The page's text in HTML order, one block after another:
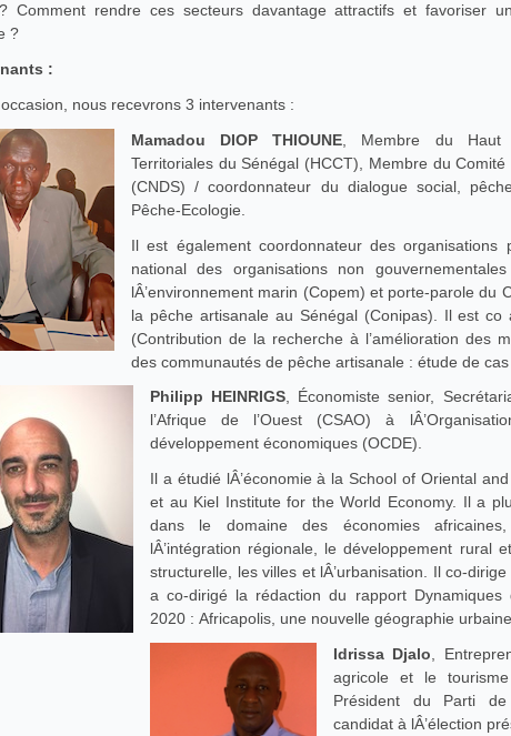
Comment rendre ces secteurs davantage attractifs et favoriser
?
:
nous recevrons 3 intervenants :
Mamadou DIOP THIOUNE , Membre du Haut
Territoriales du Sénégal (HCCT), Membre du
(CNDS) / coordonnateur du dialogue social,
Pêche-Ecologie.
Il est également coordonnateur des organisations
national des organisations non
lÂ’environnement marin (Copem) et porte-parole du
la pêche artisanale au Sénégal (Conipas). Il est co
(Contribution de la recherche à l’amélioration des
des communautés de pêche artisanale : étude de cas
Philipp HEINRIGS, Économiste senior,
l’Afrique de l’Ouest (CSAO) à
développement économiques (OCDE).
Il a étudié lÂ’économie à la School of Oriental
et au Kiel Institute for the World Economy. Il a
dans le domaine des économies
lÂ’intégration régionale, le développement rural
structurelle, les villes et lÂ’urbanisation. Il co-
a co-dirigé la rédaction du rapport Dynamiques
2020 : Africapolis, une nouvelle géographie
Idrissa Djalo ,
agricole et le
Président du Parti de
candidat à lÂ’élection